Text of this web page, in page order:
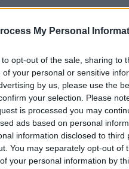
My Personal
to opt-out of the sale, sharing to
of your personal or sensitive
by us, please use the
your selection. Please
is processed you may
ads based on personal
information disclosed to third
You may separately opt-out of
your personal information by
γάμοι είναι
στην Ινδία, αλλά
καλά εκ
πάντα χωρίς
ή ο γαμπρός το
κάποιες φορές
και άλλες φορές το
το άτομο που
αποτελέσει